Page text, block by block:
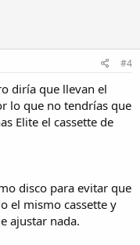
#4
diría que llevan el
lo que no tendrías que
Elite el cassette de
disco para evitar que
el mismo cassette y
ajustar nada.